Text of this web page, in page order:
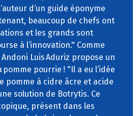
d‘un guide éponyme
beaucoup de chefs ont
et les grands sont
à l‘innovation." Comme
Luis Aduriz propose un
pourrie ! "Il a eu l‘idée
pomme à cidre âcre et acide
solution de Botrytis. Ce
présent dans les